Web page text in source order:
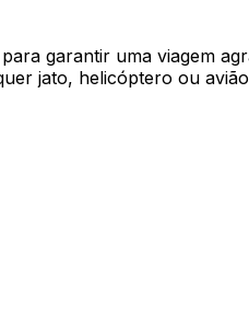
garantir uma viagem
jato, helicóptero ou